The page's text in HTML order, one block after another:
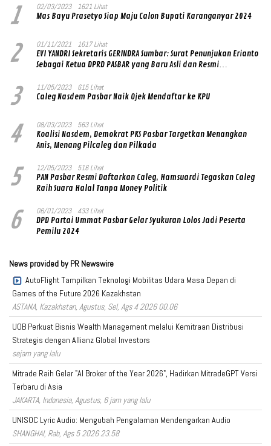
1 02/03/2023 1621 Lihat
Mas Bayu Prasetyo Siap Maju Calon Bupati Karanganyar 2024
2 01/11/2021 1617 Lihat
EVI YANDRI Sekretaris GERINDRA Sumbar: Surat Penunjukan Erianto
Sebagai Ketua DPRD PASBAR yang Baru Asli dan Resmi
3 11/05/2023 615 Lihat
Caleg Nasdem Pasbar Naik Ojek Mendaftar ke KPU
4 08/03/2023 563 Lihat
Koalisi Nasdem, Demokrat PKS Pasbar Targetkan Menangkan
Anis, Menang Pilcaleg dan Pilkada
5 12/05/2023 516 Lihat
PAN Pasbar Resmi Daftarkan Caleg, Hamsuardi Tegaskan Caleg
Raih Suara Halal Tanpa Money Politik
6 06/01/2023 433 Lihat
DPD Partai Ummat Pasbar Gelar Syukuran Lolos Jadi Peserta
Pemilu 2024
News provided by PR Newswire
AutoFlight Tampilkan Teknologi Mobilitas Udara Masa Depan di
Games of the Future 2026 Kazakhstan
ASTANA, Kazakhstan, Agustus, Sel, Ags 4 2026 00.06
UOB Perkuat Bisnis Wealth Management melalui Kemitraan Distribusi
Strategis dengan Allianz Global Investors
sejam yang lalu
Mitrade Raih Gelar "AI Broker of the Year 2026", Hadirkan MitradeGPT Versi
Terbaru di Asia
JAKARTA, Indonesia, Agustus, 6 jam yang lalu
UNISOC Lyric Audio: Mengubah Pengalaman Mendengarkan Audio
SHANGHAI, Rab, Ags 5 2026 23.58